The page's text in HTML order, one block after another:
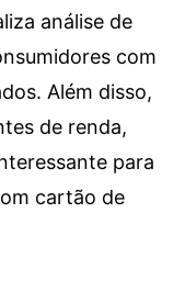
análise de
com
Além disso,
de renda,
para
cartão de